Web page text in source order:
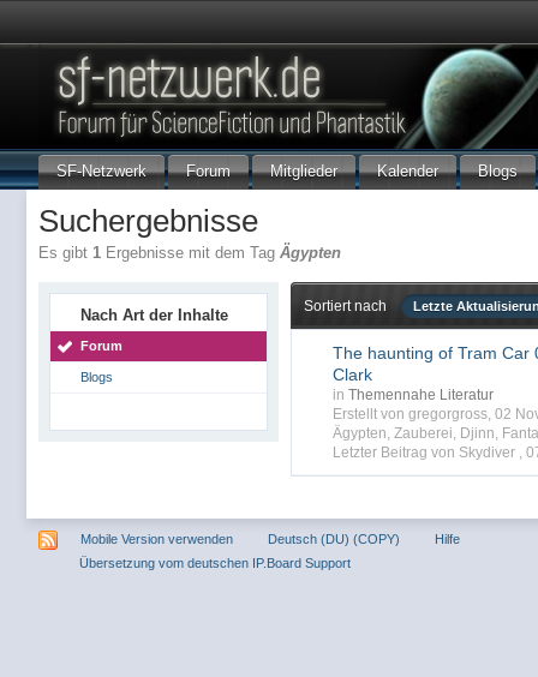
SF-Netzwerk Forum Mitglieder Kalender Blogs
Suchergebnisse
Es gibt 1 Ergebnisse mit dem Tag Ägypten
Nach Art der Inhalte
Forum
Blogs
Sortiert nach Letzte
The haunting of Tram Car
Clark
in Themennahe Literatur
Erstellt von gregorgross, 02
Ägypten, Zauberei, Djinn,
Letzter Beitrag von Skydiver ,
Mobile Version verwenden Deutsch (DU) (COPY)
Hilfe
Übersetzung vom deutschen IP.Board Support